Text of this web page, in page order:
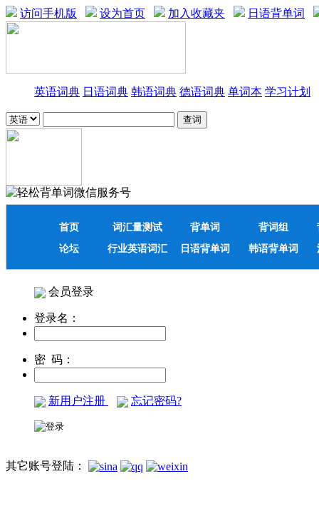
访问手机版 设为首页 加入收藏夹 日语背单词
英语词典 日语词典 韩语词典 德语词典 单词本 学习计划
首页 词汇量测试 背单词 背词组
论坛
行业英语词汇 日语背单词 韩语背单词
会员登录
登录名：
密 码：
新用户注册 忘记密码?
其它账号登陆：